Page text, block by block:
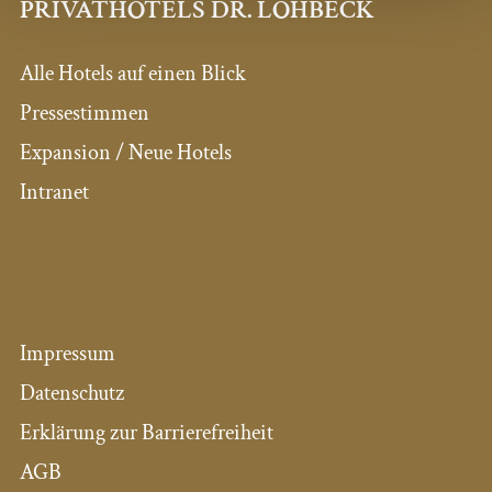
PRIVATHOTELS DR. LOHBECK
Alle Hotels auf einen Blick
Pressestimmen
Expansion / Neue Hotels
Intranet
Impressum
Datenschutz
Erklärung zur Barrierefreiheit
AGB